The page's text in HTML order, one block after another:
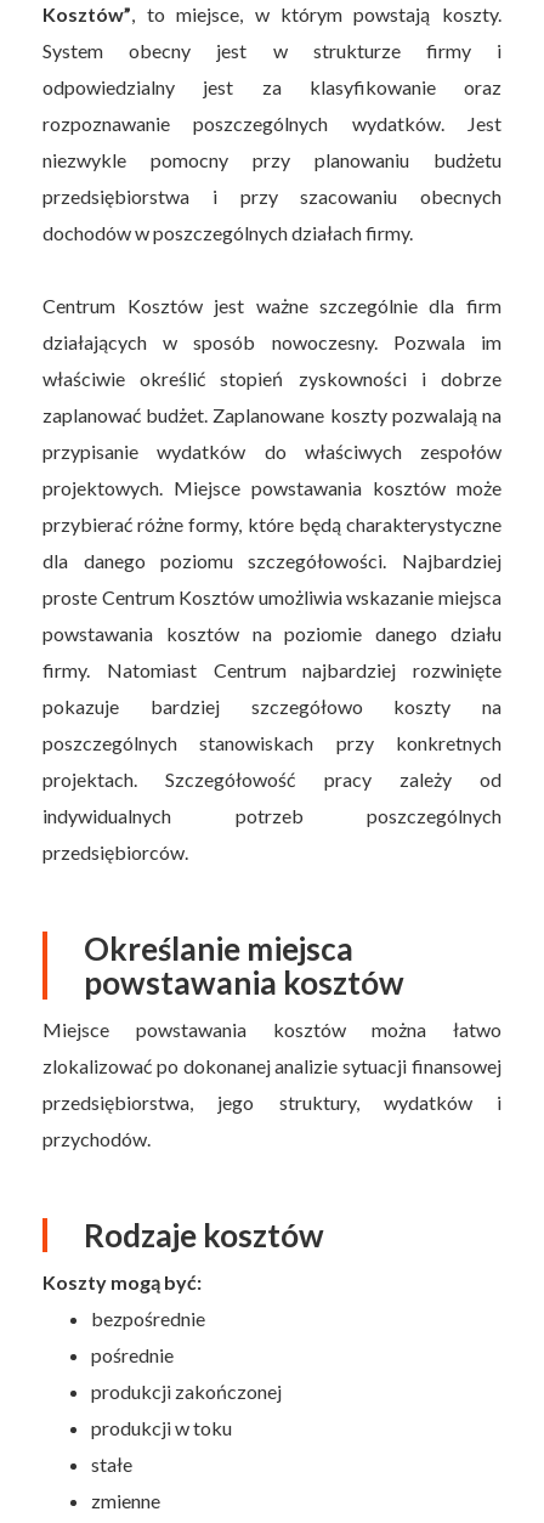
Kosztów” , to miejsce, w którym powstają koszty.
System obecny jest w strukturze firmy i
odpowiedzialny jest za klasyfikowanie oraz
rozpoznawanie poszczególnych wydatków. Jest
niezwykle pomocny przy planowaniu budżetu
przedsiębiorstwa i przy szacowaniu obecnych
dochodów w poszczególnych działach firmy.
Centrum Kosztów jest ważne szczególnie dla firm
działających w sposób nowoczesny. Pozwala im
właściwie określić stopień zyskowności i dobrze
zaplanować budżet. Zaplanowane koszty pozwalają na
przypisanie wydatków do właściwych zespołów
projektowych. Miejsce powstawania kosztów może
przybierać różne formy, które będą charakterystyczne
dla danego poziomu szczegółowości. Najbardziej
proste Centrum Kosztów umożliwia wskazanie miejsca
powstawania kosztów na poziomie danego działu
firmy. Natomiast Centrum najbardziej rozwinięte
pokazuje bardziej szczegółowo koszty na
poszczególnych stanowiskach przy konkretnych
projektach. Szczegółowość pracy zależy od
indywidualnych potrzeb poszczególnych
przedsiębiorców.
Określanie miejsca
powstawania kosztów
Miejsce powstawania kosztów można łatwo
zlokalizować po dokonanej analizie sytuacji finansowej
przedsiębiorstwa, jego struktury, wydatków i
przychodów.
Rodzaje kosztów
Koszty mogą być:
bezpośrednie
pośrednie
produkcji zakończonej
produkcji w toku
stałe
zmienne